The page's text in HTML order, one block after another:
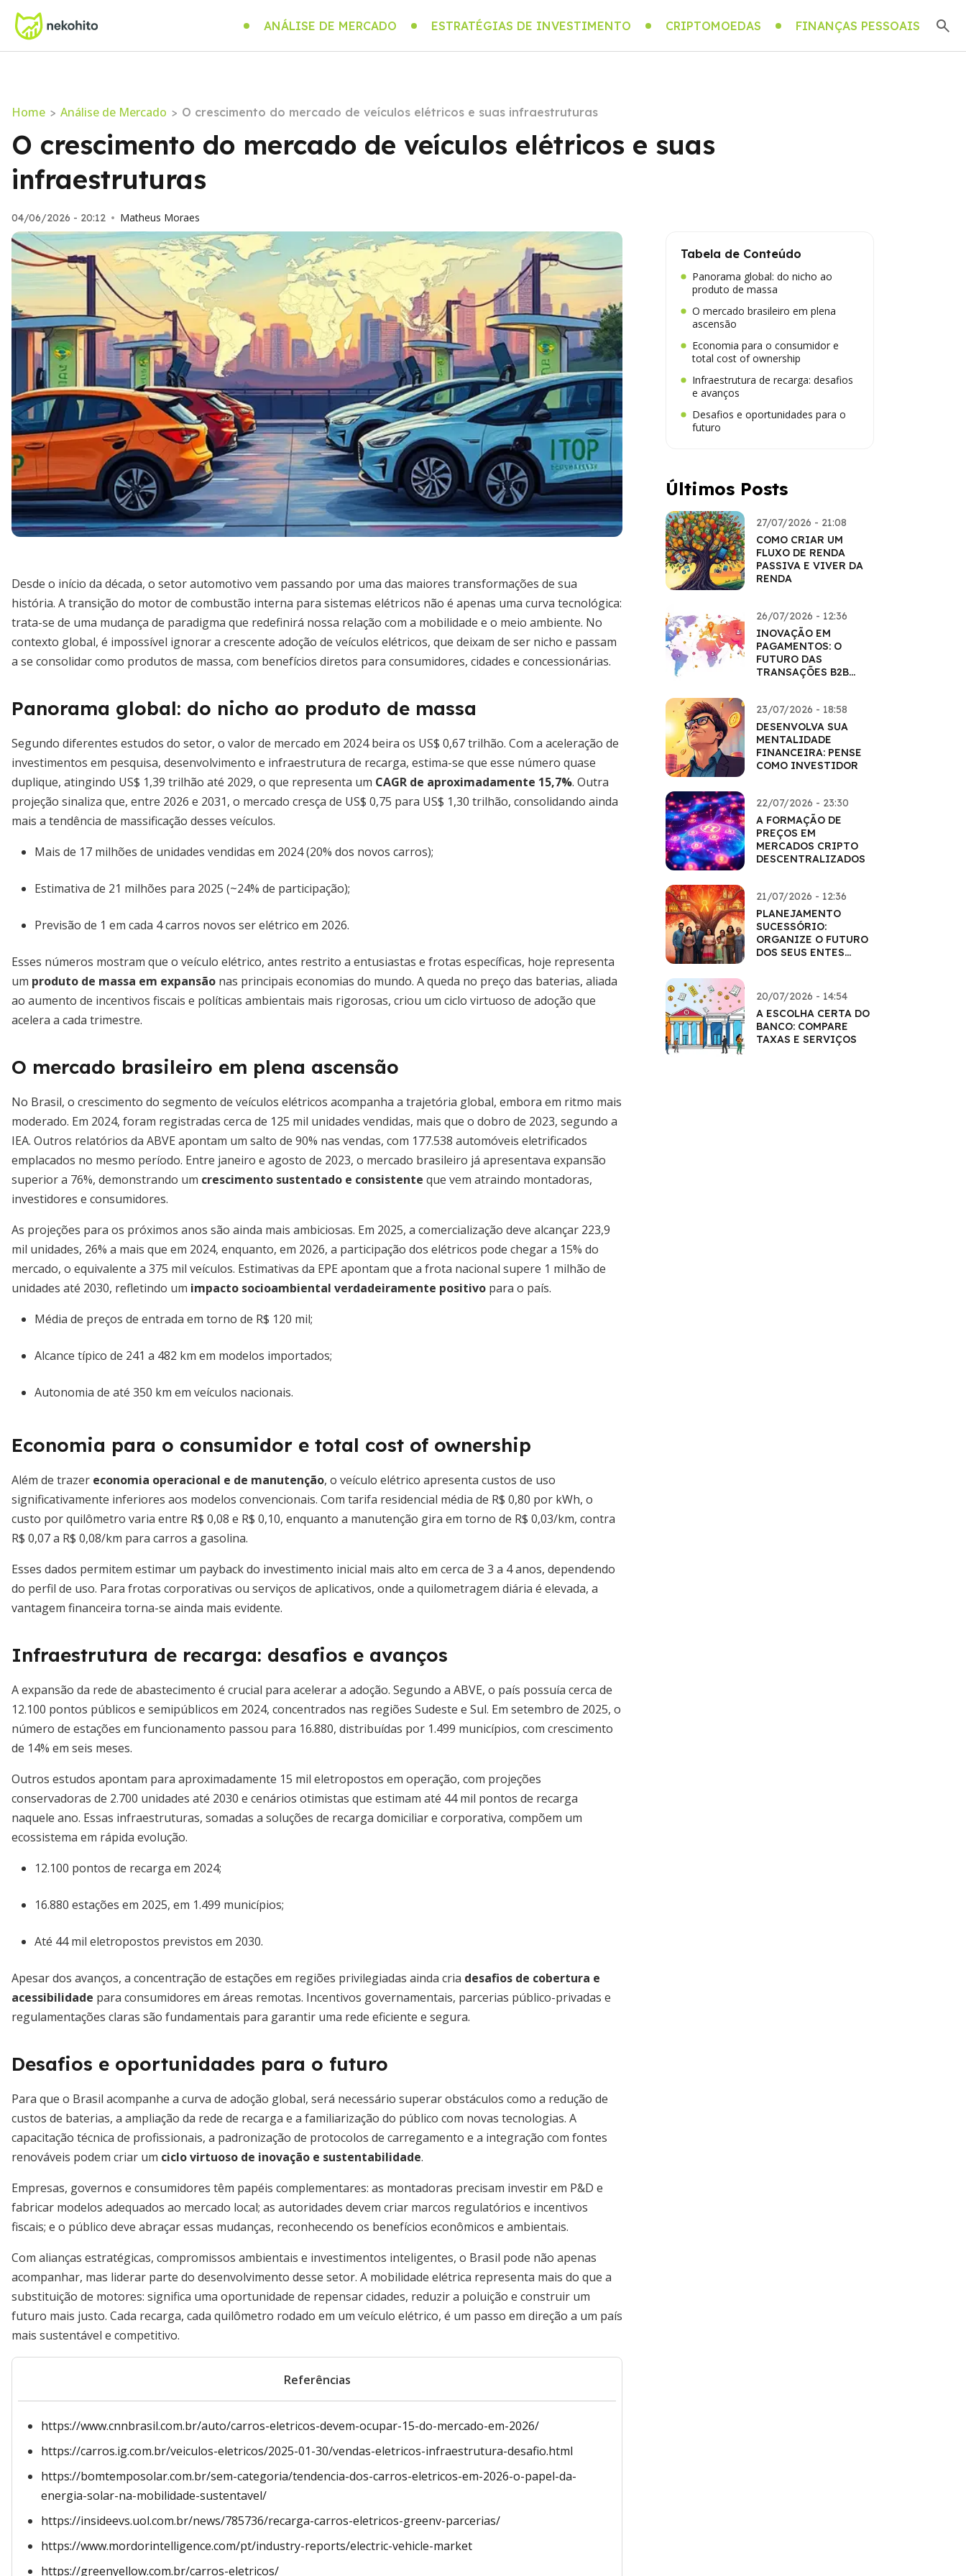
ANÁLISE DE MERCADO ESTRATÉGIAS DE INVESTIMENTO CRIPTOMOEDAS FINANÇAS PESSOAIS
Home > Análise de Mercado > O crescimento do mercado de veículos elétricos e suas infraestruturas
O crescimento do mercado de veículos elétricos e suas
infraestruturas
04/06/2026 - 20:12 • Matheus Moraes
Desde o início da década, o setor automotivo vem passando por uma das maiores transformações de sua
história. A transição do motor de combustão interna para sistemas elétricos não é apenas uma curva tecnológica:
trata-se de uma mudança de paradigma que redefinirá nossa relação com a mobilidade e o meio ambiente. No
contexto global, é impossível ignorar a crescente adoção de veículos elétricos, que deixam de ser nicho e passam
a se consolidar como produtos de massa, com benefícios diretos para consumidores, cidades e concessionárias.
Panorama global: do nicho ao produto de massa
Segundo diferentes estudos do setor, o valor de mercado em 2024 beira os US$ 0,67 trilhão. Com a aceleração de
investimentos em pesquisa, desenvolvimento e infraestrutura de recarga, estima-se que esse número quase
duplique, atingindo US$ 1,39 trilhão até 2029, o que representa um CAGR de aproximadamente 15,7%. Outra
projeção sinaliza que, entre 2026 e 2031, o mercado cresça de US$ 0,75 para US$ 1,30 trilhão, consolidando ainda
mais a tendência de massificação desses veículos.
Mais de 17 milhões de unidades vendidas em 2024 (20% dos novos carros);
Estimativa de 21 milhões para 2025 (~24% de participação);
Previsão de 1 em cada 4 carros novos ser elétrico em 2026.
Esses números mostram que o veículo elétrico, antes restrito a entusiastas e frotas específicas, hoje representa
um produto de massa em expansão nas principais economias do mundo. A queda no preço das baterias, aliada
ao aumento de incentivos fiscais e políticas ambientais mais rigorosas, criou um ciclo virtuoso de adoção que
acelera a cada trimestre.
O mercado brasileiro em plena ascensão
No Brasil, o crescimento do segmento de veículos elétricos acompanha a trajetória global, embora em ritmo mais
moderado. Em 2024, foram registradas cerca de 125 mil unidades vendidas, mais que o dobro de 2023, segundo a
IEA. Outros relatórios da ABVE apontam um salto de 90% nas vendas, com 177.538 automóveis eletrificados
emplacados no mesmo período. Entre janeiro e agosto de 2023, o mercado brasileiro já apresentava expansão
superior a 76%, demonstrando um crescimento sustentado e consistente que vem atraindo montadoras,
investidores e consumidores.
As projeções para os próximos anos são ainda mais ambiciosas. Em 2025, a comercialização deve alcançar 223,9
mil unidades, 26% a mais que em 2024, enquanto, em 2026, a participação dos elétricos pode chegar a 15% do
mercado, o equivalente a 375 mil veículos. Estimativas da EPE apontam que a frota nacional supere 1 milhão de
unidades até 2030, refletindo um impacto socioambiental verdadeiramente positivo para o país.
Média de preços de entrada em torno de R$ 120 mil;
Alcance típico de 241 a 482 km em modelos importados;
Autonomia de até 350 km em veículos nacionais.
Economia para o consumidor e total cost of ownership
Além de trazer economia operacional e de manutenção, o veículo elétrico apresenta custos de uso
significativamente inferiores aos modelos convencionais. Com tarifa residencial média de R$ 0,80 por kWh, o
custo por quilômetro varia entre R$ 0,08 e R$ 0,10, enquanto a manutenção gira em torno de R$ 0,03/km, contra
R$ 0,07 a R$ 0,08/km para carros a gasolina.
Esses dados permitem estimar um payback do investimento inicial mais alto em cerca de 3 a 4 anos, dependendo
do perfil de uso. Para frotas corporativas ou serviços de aplicativos, onde a quilometragem diária é elevada, a
vantagem financeira torna-se ainda mais evidente.
Infraestrutura de recarga: desafios e avanços
A expansão da rede de abastecimento é crucial para acelerar a adoção. Segundo a ABVE, o país possuía cerca de
12.100 pontos públicos e semipúblicos em 2024, concentrados nas regiões Sudeste e Sul. Em setembro de 2025, o
número de estações em funcionamento passou para 16.880, distribuídas por 1.499 municípios, com crescimento
de 14% em seis meses.
Outros estudos apontam para aproximadamente 15 mil eletropostos em operação, com projeções
conservadoras de 2.700 unidades até 2030 e cenários otimistas que estimam até 44 mil pontos de recarga
naquele ano. Essas infraestruturas, somadas a soluções de recarga domiciliar e corporativa, compõem um
ecossistema em rápida evolução.
12.100 pontos de recarga em 2024;
16.880 estações em 2025, em 1.499 municípios;
Até 44 mil eletropostos previstos em 2030.
Apesar dos avanços, a concentração de estações em regiões privilegiadas ainda cria desafios de cobertura e
acessibilidade para consumidores em áreas remotas. Incentivos governamentais, parcerias público-privadas e
regulamentações claras são fundamentais para garantir uma rede eficiente e segura.
Desafios e oportunidades para o futuro
Para que o Brasil acompanhe a curva de adoção global, será necessário superar obstáculos como a redução de
custos de baterias, a ampliação da rede de recarga e a familiarização do público com novas tecnologias. A
capacitação técnica de profissionais, a padronização de protocolos de carregamento e a integração com fontes
renováveis podem criar um ciclo virtuoso de inovação e sustentabilidade.
Empresas, governos e consumidores têm papéis complementares: as montadoras precisam investir em P&D e
fabricar modelos adequados ao mercado local; as autoridades devem criar marcos regulatórios e incentivos
fiscais; e o público deve abraçar essas mudanças, reconhecendo os benefícios econômicos e ambientais.
Com alianças estratégicas, compromissos ambientais e investimentos inteligentes, o Brasil pode não apenas
acompanhar, mas liderar parte do desenvolvimento desse setor. A mobilidade elétrica representa mais do que a
substituição de motores: significa uma oportunidade de repensar cidades, reduzir a poluição e construir um
futuro mais justo. Cada recarga, cada quilômetro rodado em um veículo elétrico, é um passo em direção a um país
mais sustentável e competitivo.
Referências
https://www.cnnbrasil.com.br/auto/carros-eletricos-devem-ocupar-15-do-mercado-em-2026/
https://carros.ig.com.br/veiculos-eletricos/2025-01-30/vendas-eletricos-infraestrutura-desafio.html
https://bomtemposolar.com.br/sem-categoria/tendencia-dos-carros-eletricos-em-2026-o-papel-da-
energia-solar-na-mobilidade-sustentavel/
https://insideevs.uol.com.br/news/785736/recarga-carros-eletricos-greenv-parcerias/
https://www.mordorintelligence.com/pt/industry-reports/electric-vehicle-market
https://greenyellow.com.br/carros-eletricos/
Tabela de Conteúdo
Panorama global: do nicho ao
produto de massa
O mercado brasileiro em plena
ascensão
Economia para o consumidor e
total cost of ownership
Infraestrutura de recarga: desafios
e avanços
Desafios e oportunidades para o
futuro
Últimos Posts
27/07/2026 - 21:08
COMO CRIAR UM
FLUXO DE RENDA
PASSIVA E VIVER DA
RENDA
26/07/2026 - 12:36
INOVAÇÃO EM
PAGAMENTOS: O
FUTURO DAS
TRANSAÇÕES B2B
23/07/2026 - 18:58
DESENVOLVA SUA
MENTALIDADE
FINANCEIRA: PENSE
COMO INVESTIDOR
22/07/2026 - 23:30
A FORMAÇÃO DE
PREÇOS EM
MERCADOS CRIPTO
DESCENTRALIZADOS
21/07/2026 - 12:36
PLANEJAMENTO
SUCESSÓRIO:
ORGANIZE O FUTURO
DOS SEUS ENTES
20/07/2026 - 14:54
A ESCOLHA CERTA DO
BANCO: COMPARE
TAXAS E SERVIÇOS